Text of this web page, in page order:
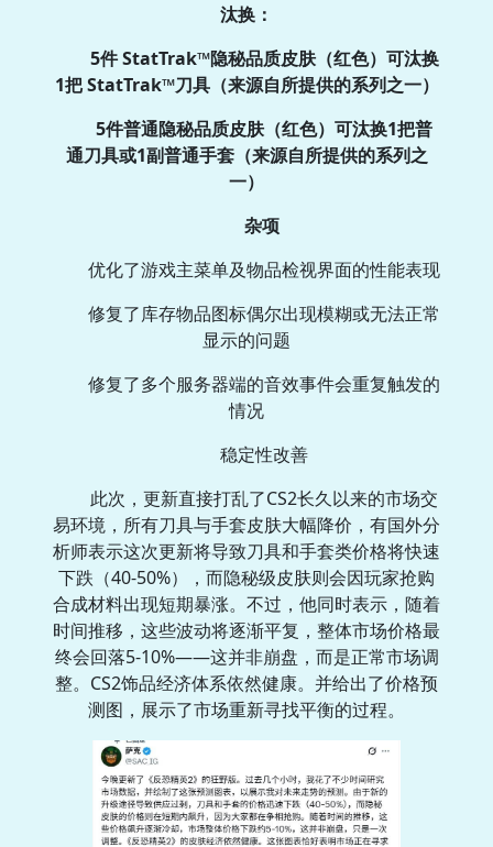
汰换：
5件 StatTrak™隐秘品质皮肤（红色）可汰换
1把 StatTrak™刀具（来源自所提供的系列之一）
5件普通隐秘品质皮肤（红色）可汰换1把普
通刀具或1副普通手套（来源自所提供的系列之
一）
杂项
优化了游戏主菜单及物品检视界面的性能表现
修复了库存物品图标偶尔出现模糊或无法正常
显示的问题
修复了多个服务器端的音效事件会重复触发的
情况
稳定性改善
此次，更新直接打乱了CS2长久以来的市场交
易环境，所有刀具与手套皮肤大幅降价，有国外分
析师表示这次更新将导致刀具和手套类价格将快速
下跌（40-50%），而隐秘级皮肤则会因玩家抢购
合成材料出现短期暴涨。不过，他同时表示，随着
时间推移，这些波动将逐渐平复，整体市场价格最
终会回落5-10%——这并非崩盘，而是正常市场调
整。CS2饰品经济体系依然健康。并给出了价格预
测图，展示了市场重新寻找平衡的过程。